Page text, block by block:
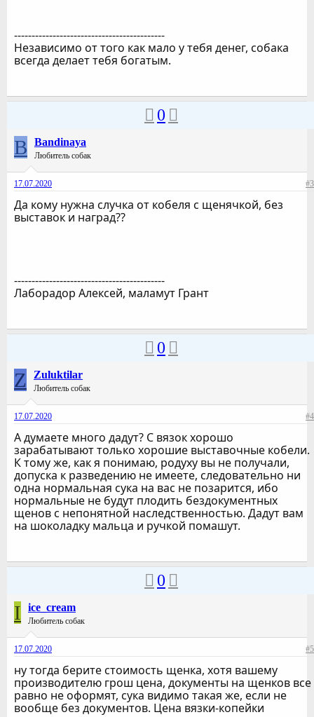
-------------------------------------------
Независимо от того как мало у тебя денег, собака
всегда делает тебя богатым.
0
B Bandinaya
Любитель собак
17.07.2020 #3
Да кому нужна случка от кобеля с щенячкой, без
выставок и наград??
-------------------------------------------
Лаборадор Алексей, маламут Грант
0
Z Zuluktilar
Любитель собак
17.07.2020 #4
А думаете много дадут? С вязок хорошо
зарабатывают только хорошие выставочные кобели.
К тому же, как я понимаю, родуху вы не получали,
допуска к разведению не имеете, следовательно ни
одна нормальная сука на вас не позарится, ибо
нормальные не будут плодить бездокументных
щенов с непонятной наследственностью. Дадут вам
на шоколадку мальца и ручкой помашут.
0
I ice_cream
Любитель собак
17.07.2020 #5
ну тогда берите стоимость щенка, хотя вашему
производителю грош цена, документы на щенков все
равно не оформят, сука видимо такая же, если не
вообще без документов. Цена вязки-копейки